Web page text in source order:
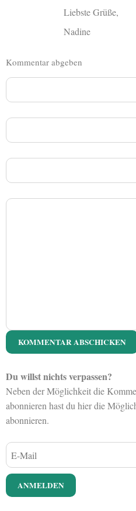
Liebste Grüße,
Nadine
Kommentar abgeben
Du willst nichts verpassen?
Neben der Möglichkeit die
abonnieren hast du hier die
abonnieren.